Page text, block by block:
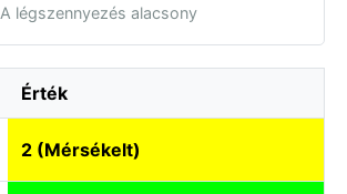
A légszennyezés alacsony
Érték
2 (Mérsékelt)